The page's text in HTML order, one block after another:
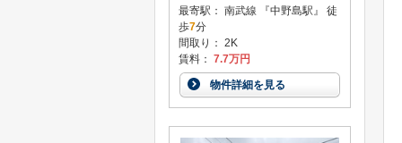
最寄駅： 南武線 『中野島駅』 徒
歩7分
間取り： 2K
賃料： 7.7万円
物件詳細を見る